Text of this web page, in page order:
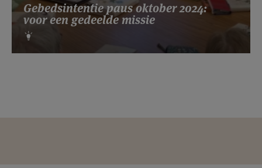
Gebedsintentie paus oktober 2024:
voor een gedeelde missie